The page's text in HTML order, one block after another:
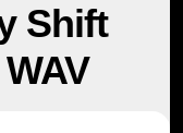
Shift